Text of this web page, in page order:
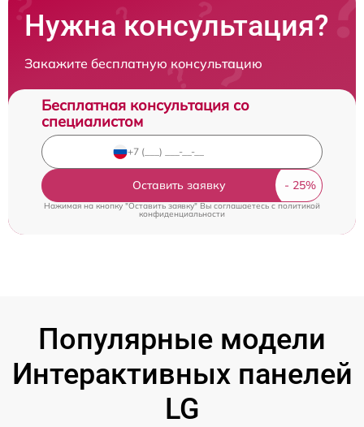
Нужна консультация?
Закажите бесплатную консультацию
Бесплатная консультация со
специалистом
Оставить заявку
Нажимая на кнопку "Оставить заявку" Вы соглашаетесь cполитикой
конфиденциальности
Популярные модели
Интерактивных панелей
LG